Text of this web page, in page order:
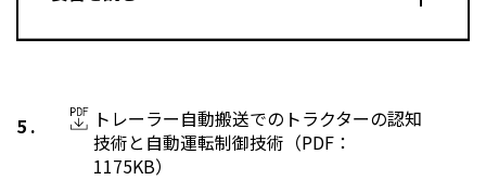
トレーラー自動搬送でのトラクターの認知
技術と自動運転制御技術（PDF：
1175KB）